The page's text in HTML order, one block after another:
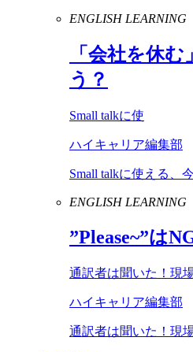
ENGLISH LEARNING
「会社を休
う？
Small talkに使
ハイキャリア編集部
Small talkに使える、
ENGLISH LEARNING
”Please~”は
通訳者は聞いた！現
ハイキャリア編集部
通訳者は聞いた！現